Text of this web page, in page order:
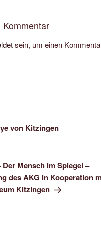
Kommentar
sein, um einen
von Kitzingen
Mensch im Spiegel –
des AKG in Kooperation
Kitzingen